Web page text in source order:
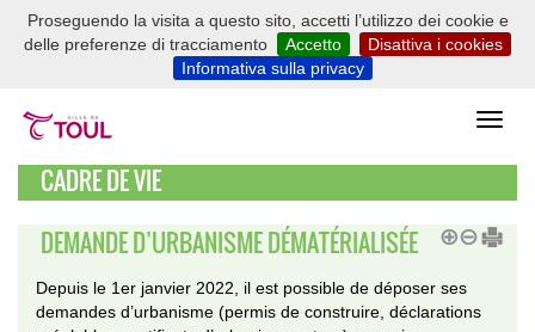
Proseguendo la visita a questo sito, accetti l’utilizzo dei cookie e
delle preferenze di tracciamento
Accetto
Disattiva i cookies
Informativa sulla privacy
CADRE DE VIE
DEMANDE D’URBANISME DÉMATÉRIALISÉE
Depuis le 1er janvier 2022, il est possible de déposer ses
demandes d’urbanisme (permis de construire, déclarations